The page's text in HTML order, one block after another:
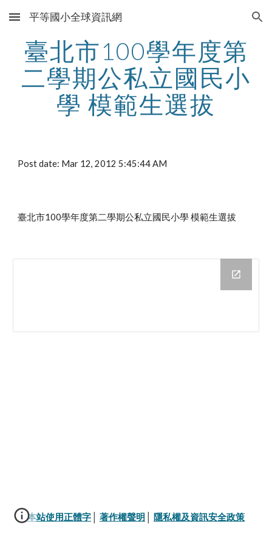
Skip to main content Skip to navigation
平等國小全球資訊網
臺北市100學年度第
二學期公私立國民小
學 模範生選拔
Post date: Mar 12, 2012 5:45:44 AM
臺北市100學年度第二學期公私立國民小學 模範生選拔
本站使用正體字 著作權聲明 隱私權及資訊安全政策